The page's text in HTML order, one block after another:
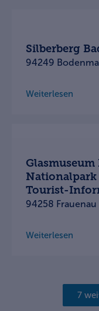
Silberberg
94249
Weiterlesen
Nationalpark
Tourist-
94258 Frauenau
Weiterlesen
7